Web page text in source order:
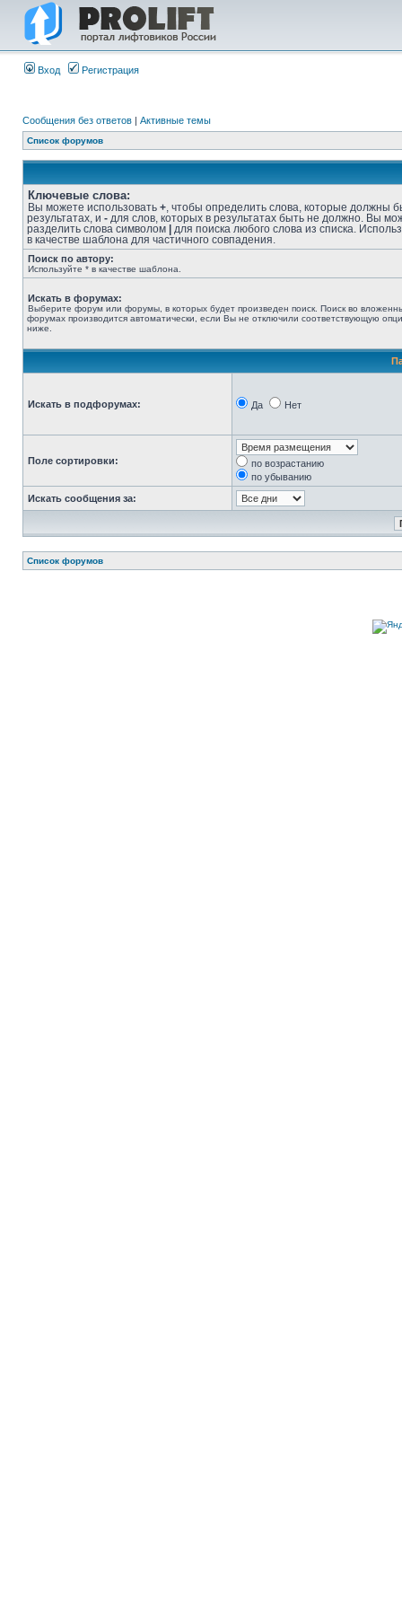
Вход Регистрация
Сообщения без ответов | Активные темы
Список форумов
Ключевые слова:
Вы можете использовать + , чтобы определить слова, которые должны
результатах, и - для слов, которых в результатах быть не должно. Вы
разделить слова символом
для поиска любого слова из списка.
в качестве шаблона для частичного совпадения.
Поиск по автору:
Используйте * в качестве шаблона.
Искать в форумах:
Выберите форум или форумы, в которых будет произведен поиск. Поиск во
форумах производится автоматически, если Вы не отключили соответствующую
ниже.
Искать в подфорумах: Да Нет
Поле сортировки:
по возрастанию
по убыванию
Искать сообщения за:
Список форумов